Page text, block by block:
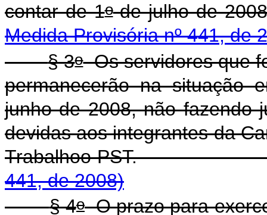
contar de 1ode
Medida Provisória nº 441, de
§ 3oOs servidores que
permanecerão na situação
junho de 2008, não fazendo
devidas aos integrantes da
Trabalhoo
441, de 2008)
§ 4oO prazo para